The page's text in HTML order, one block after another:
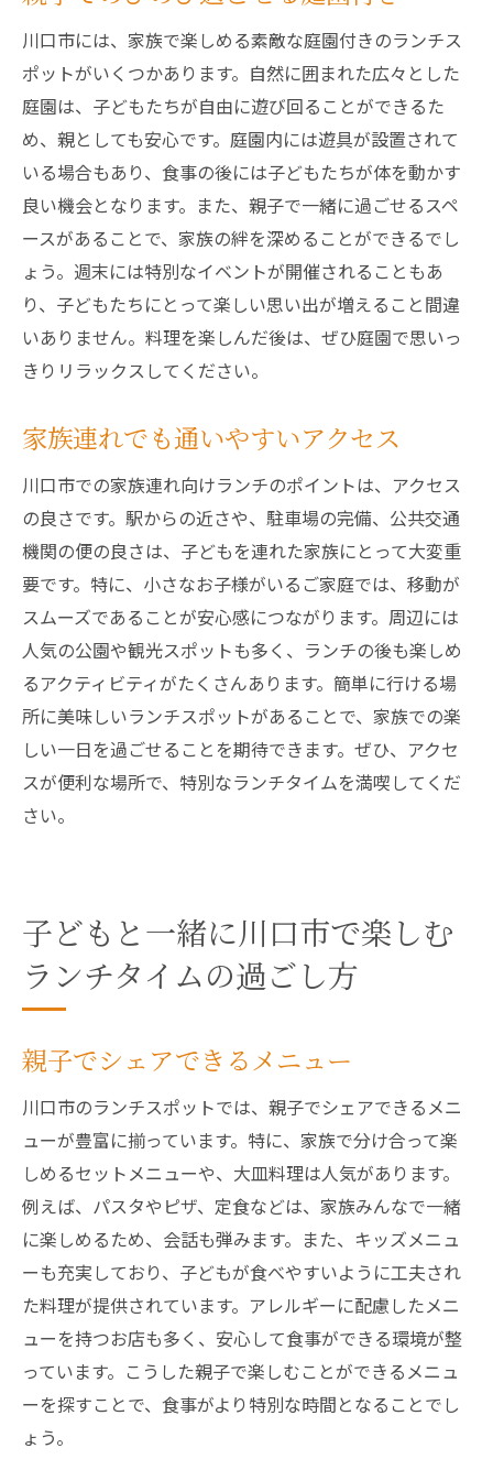
川口市には、家族で楽しめる素敵な庭園付きのランチス
ポットがいくつかあります。自然に囲まれた広々とした
庭園は、子どもたちが自由に遊び回ることができるた
め、親としても安心です。庭園内には遊具が設置されて
いる場合もあり、食事の後には子どもたちが体を動かす
良い機会となります。また、親子で一緒に過ごせるスペ
ースがあることで、家族の絆を深めることができるでし
ょう。週末には特別なイベントが開催されることもあ
り、子どもたちにとって楽しい思い出が増えること間違
いありません。料理を楽しんだ後は、ぜひ庭園で思いっ
きりリラックスしてください。
家族連れでも通いやすいアクセス
川口市での家族連れ向けランチのポイントは、アクセス
の良さです。駅からの近さや、駐車場の完備、公共交通
機関の便の良さは、子どもを連れた家族にとって大変重
要です。特に、小さなお子様がいるご家庭では、移動が
スムーズであることが安心感につながります。周辺には
人気の公園や観光スポットも多く、ランチの後も楽しめ
るアクティビティがたくさんあります。簡単に行ける場
所に美味しいランチスポットがあることで、家族での楽
しい一日を過ごせることを期待できます。ぜひ、アクセ
スが便利な場所で、特別なランチタイムを満喫してくだ
さい。
子どもと一緒に川口市で楽しむ
ランチタイムの過ごし方
親子でシェアできるメニュー
川口市のランチスポットでは、親子でシェアできるメニ
ューが豊富に揃っています。特に、家族で分け合って楽
しめるセットメニューや、大皿料理は人気があります。
例えば、パスタやピザ、定食などは、家族みんなで一緒
に楽しめるため、会話も弾みます。また、キッズメニュ
ーも充実しており、子どもが食べやすいように工夫され
た料理が提供されています。アレルギーに配慮したメニ
ューを持つお店も多く、安心して食事ができる環境が整
っています。こうした親子で楽しむことができるメニュ
ーを探すことで、食事がより特別な時間となることでし
ょう。